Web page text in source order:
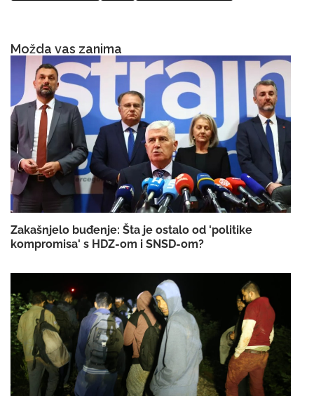
Možda vas zanima
Zakašnjelo buđenje: Šta je ostalo od 'politike
kompromisa' s HDZ-om i SNSD-om?